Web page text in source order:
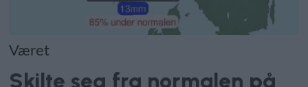
Været
Skilte seg fra normalen på